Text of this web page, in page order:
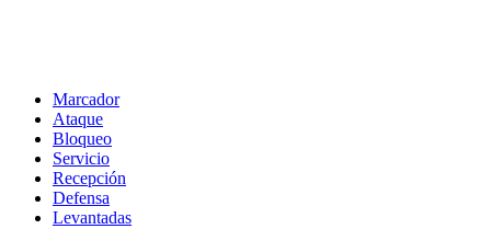
Marcador
Ataque
Bloqueo
Servicio
Recepción
Defensa
Levantadas